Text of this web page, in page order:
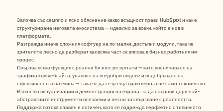
Започва със семпло и ясно обяснение какво всъщност прави HubSpot и как е
структурирана неговата екосистема — идеално за всеки, който е нов в
платформата.
Разгражда иначе сложния софтуер на по-малки, достъпни модули, така че
зрителите лесно да разберат как всяка част се вписва в бизнес работния им
процес.
Свързва всяка функция с реални бизнес резултати — като увеличаване на
трафика към уебсайта, улавяне на по-добри лидове и подобряване на
ефективността на екипа — така че да се усеща практично, а не само техническо.
Използва визуализации и демонстрации на екрана, за да направи дори най-
абстрактните инструменти осезаеми и лесни за свързване с реалността.
Поддържа потока плавен и логичен, като се подрежда перфектно с типичното